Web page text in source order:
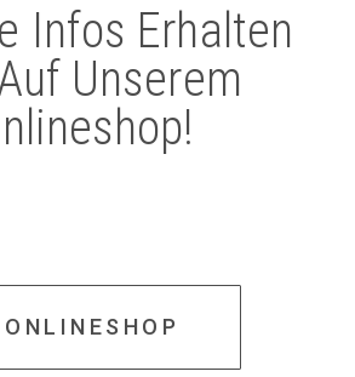
Infos Erhalten
Unserem
ONLINESHOP